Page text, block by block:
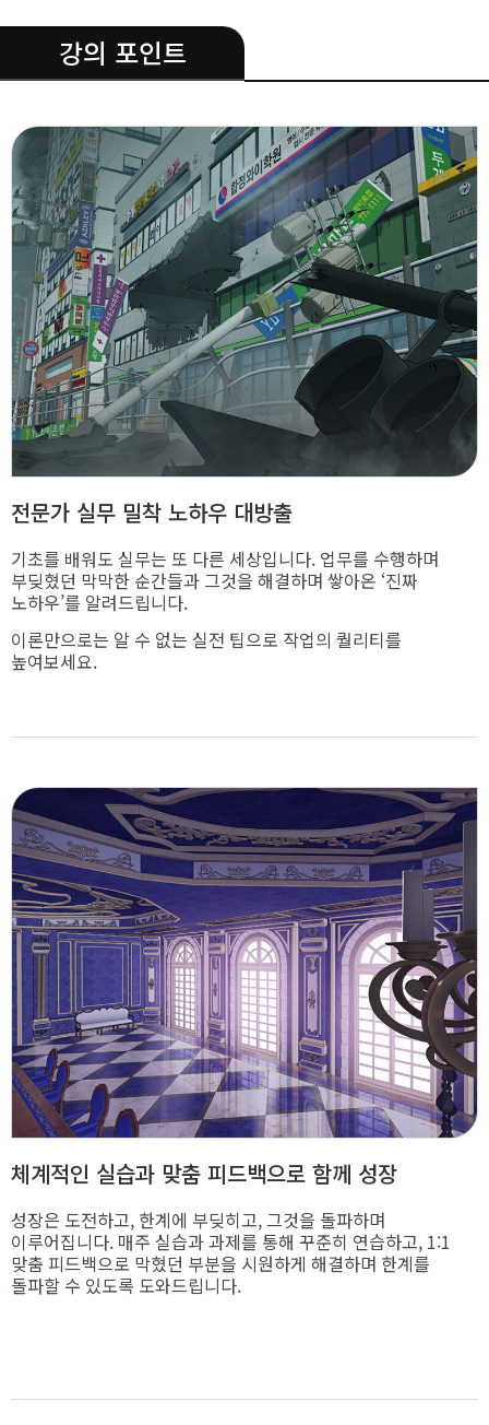
강의 포인트
전문가 실무 밀착 노하우 대방출
기초를 배워도 실무는 또 다른 세상입니다. 업무를 수행하며
부딪혔던 막막한 순간들과 그것을 해결하며 쌓아온 ‘진짜
노하우’를 알려드립니다.
이론만으로는 알 수 없는 실전 팁으로 작업의 퀄리티를
높여보세요.
체계적인 실습과 맞춤 피드백으로 함께 성장
성장은 도전하고, 한계에 부딪히고, 그것을 돌파하며
이루어집니다. 매주 실습과 과제를 통해 꾸준히 연습하고, 1:1
맞춤 피드백으로 막혔던 부분을 시원하게 해결하며 한계를
돌파할 수 있도록 도와드립니다.